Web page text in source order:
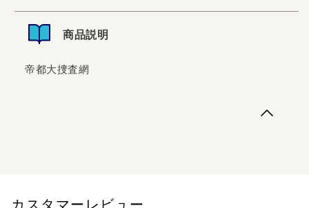
商品説明
帝都大捜査網
カスタマーレビュー